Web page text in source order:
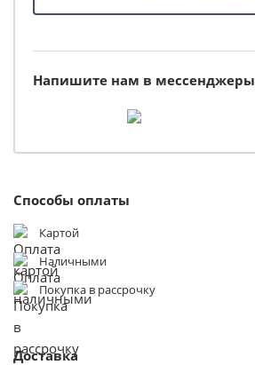
Напишите нам в мессенджеры
Способы оплаты
Картой
Наличными
Покупка в рассрочку
Доставка